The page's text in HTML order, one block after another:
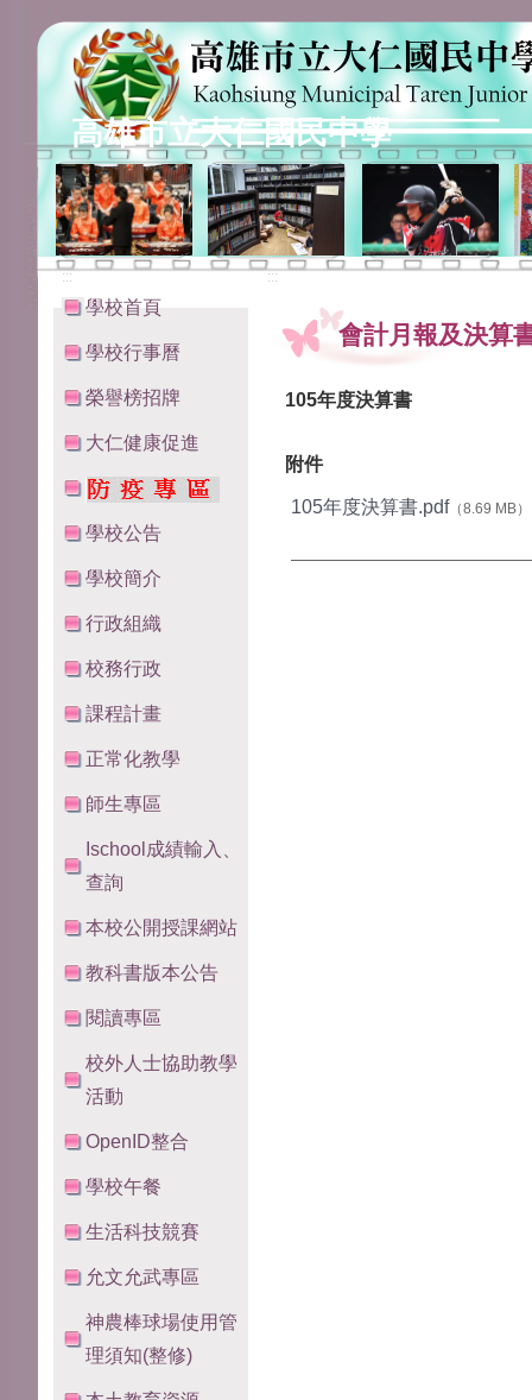
高雄市立大仁國民中學
:::
學校首頁
學校行事曆
榮譽榜招牌
大仁健康促進
學校公告
學校簡介
行政組織
校務行政
課程計畫
正常化教學
師生專區
Ischool成績輸入、
查詢
本校公開授課網站
教科書版本公告
閱讀專區
校外人士協助教學
活動
OpenID整合
學校午餐
生活科技競賽
允文允武專區
神農棒球場使用管
理須知(整修)
:::
會計月報及決算
105年度決算書
附件
105年度決算書.pdf（8.69 MB）